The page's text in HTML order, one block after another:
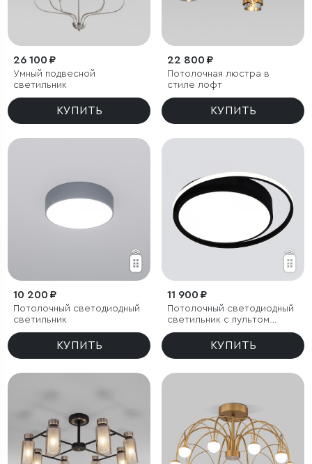
26 100 ₽
Умный подвесной
светильник
КУПИТЬ
22 800 ₽
Потолочная люстра в
стиле лофт
КУПИТЬ
10 200 ₽
Потолочный светодиодный
светильник
КУПИТЬ
11 900 ₽
Потолочный светодиодный
светильник с пультом
управления
КУПИТЬ